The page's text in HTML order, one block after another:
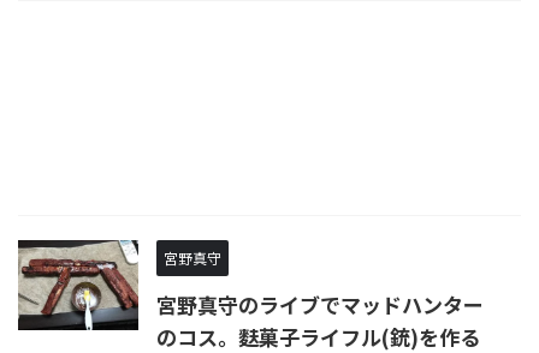
宮野真守
宮野真守のライブでマッドハンター
のコス。麩菓子ライフル(銃)を作る